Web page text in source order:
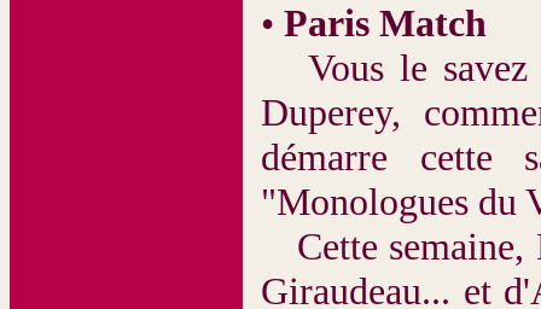
•Paris Match
Vous le savez
Duperey,
démarre cette
"Monologues du
Cette semaine,
Giraudeau... et